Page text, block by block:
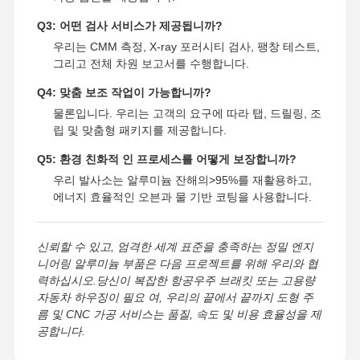
Q3: 어떤 검사 서비스가 제공됩니까?
우리는 CMM 측정, X-ray 포러시티 검사, 팽창 테스트,
그리고 전체 차원 보고서를 수행합니다.
Q4: 맞춤 보조 작업이 가능합니까?
물론입니다. 우리는 고객의 요구에 따라 탭, 드릴링, 조
립 및 맞춤형 패키지를 제공합니다.
Q5: 환경 친화적 인 프로세스를 어떻게 보장합니까?
우리 발사소는 알루미늄 잔해의>95%를 재활용하고,
에너지 효율적인 오븐과 물 기반 코팅을 사용합니다.
신뢰할 수 있고, 엄격한 세계 표준을 충족하는 정밀 엔지
니어링 알루미늄 부품은 다음 프로젝트를 위해 우리와 협
력하십시오.당신이 복잡한 항공우주 브래킷 또는 고용량
자동차 하우징이 필요 여, 우리의 끝에서 끝까지 도형 주
름 및 CNC 가공 서비스는 품질, 속도 및 비용 효율성을 제
공합니다.